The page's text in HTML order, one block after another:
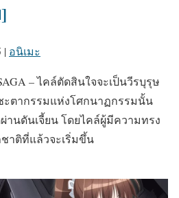
| อนิเมะ
– ไคล์ตัดสินใจจะเป็นวีรบุรุษ
ะตากรรมแห่งโศกนาฏกรรมนั้น
านดันเจี้ยน โดยไคล์ผู้มีความทรง
าติที่แล้วจะเริ่มขึ้น